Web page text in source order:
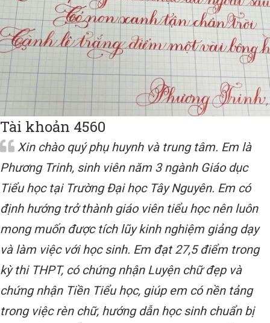
Tài khoản 4560
Xin chào quý phụ huynh và trung tâm. Em là
Phương Trinh, sinh viên năm 3 ngành Giáo dục
Tiểu học tại Trường Đại học Tây Nguyên. Em có
định hướng trở thành giáo viên tiểu học nên luôn
mong muốn được tích lũy kinh nghiệm giảng dạy
và làm việc với học sinh. Em đạt 27,5 điểm trong
kỳ thi THPT, có chứng nhận Luyện chữ đẹp và
chứng nhận Tiền Tiểu học, giúp em có nền tảng
trong việc rèn chữ, hướng dẫn học sinh chuẩn bị